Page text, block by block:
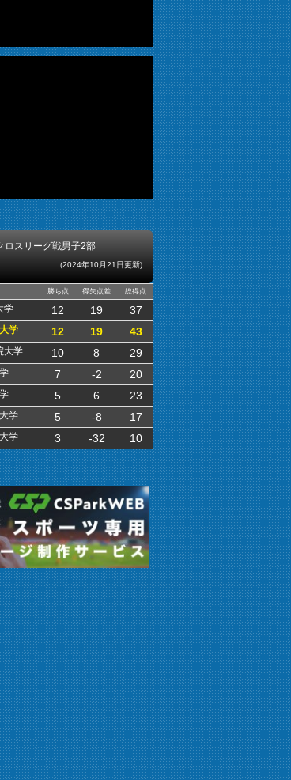
ロスリーグ戦男子2部
(2024年10月21日更新)
勝ち点 得失点差 総得点
学 12 19 37
学 12 19 43
大学 10 8 29
7 -2 20
5 6 23
学 5 -8 17
学 3 -32 10